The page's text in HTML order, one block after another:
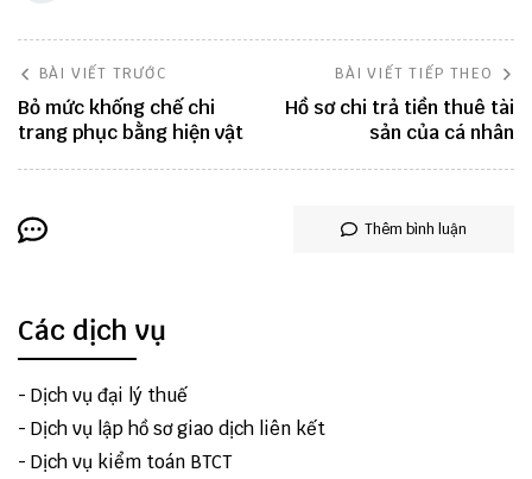
BÀI VIẾT TRƯỚC
Bỏ mức khống chế chi
trang phục bằng hiện vật
BÀI VIẾT TIẾP THEO
Hồ sơ chi trả tiền thuê tài
sản của cá nhân
Thêm bình luận
Các dịch vụ
- Dịch vụ đại lý thuế
- Dịch vụ lập hồ sơ giao dịch liên kết
- Dịch vụ kiểm toán BTCT